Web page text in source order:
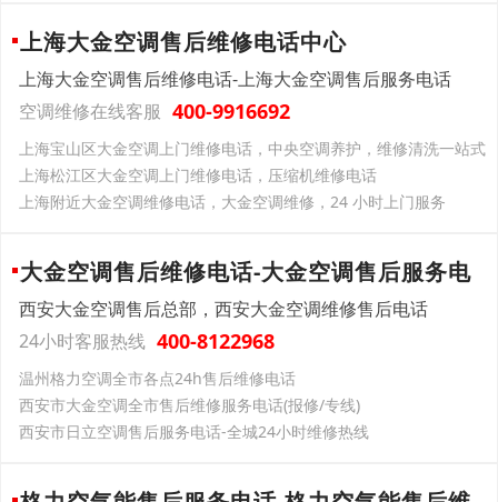
上海大金空调售后维修电话中心
上海大金空调售后维修电话-上海大金空调售后服务电话
空调维修在线客服 400-9916692
上海宝山区大金空调上门维修电话，中央空调养护，维修清洗一站式
上海松江区大金空调上门维修电话，压缩机维修电话
上海附近大金空调维修电话，大金空调维修，24 小时上门服务
大金空调售后维修电话-大金空调售后服务电
西安大金空调售后总部，西安大金空调维修售后电话
24小时客服热线 400-8122968
温州格力空调全市各点24h售后维修电话
西安市大金空调全市售后维修服务电话(报修/专线)
西安市日立空调售后服务电话-全城24小时维修热线